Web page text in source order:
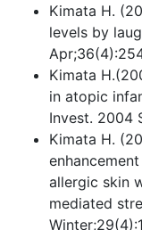
Kimata H.
levels by
Kimata
in atopic
Invest. 2004
Kimata H.
allergic skin
mediated